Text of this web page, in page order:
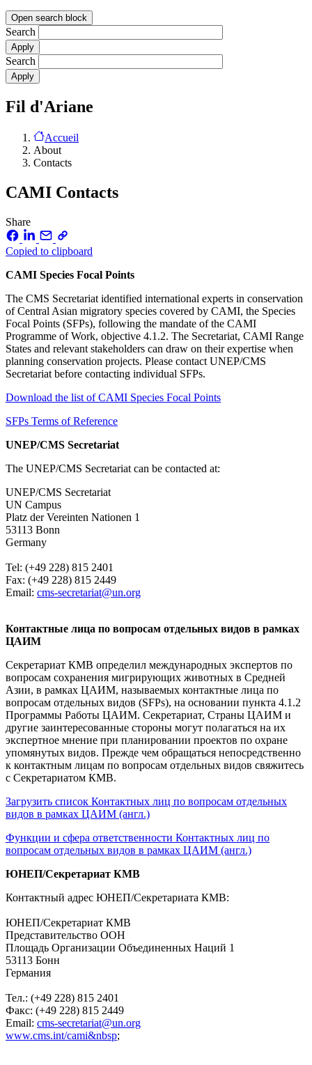
Open search block
Search
Search
Fil d'Ariane
Accueil
About
Contacts
CAMI Contacts
Share
Copied to clipboard
CAMI Species Focal Points
The CMS Secretariat identified international experts in conservation
of Central Asian migratory species covered by CAMI, the Species
Focal Points (SFPs), following the mandate of the CAMI
Programme of Work, objective 4.1.2. The Secretariat, CAMI Range
States and relevant stakeholders can draw on their expertise when
planning conservation projects. Please contact UNEP/CMS
Secretariat before contacting individual SFPs.
Download the list of CAMI Species Focal Points
SFPs Terms of Reference
UNEP/CMS Secretariat
The UNEP/CMS Secretariat can be contacted at:
UNEP/CMS Secretariat
UN Campus
Platz der Vereinten Nationen 1
53113 Bonn
Germany
Tel: (+49 228) 815 2401
Fax: (+49 228) 815 2449
Email: cms-secretariat@un.org
Контактные лица по вопросам отдельных видов в рамках
ЦАИМ
Секретариат КМВ определил международных экспертов по
вопросам сохранения мигрирующих животных в Средней
Азии, в рамках ЦАИМ, называемых контактные лица по
вопросам отдельных видов (SFPs), на основании пункта 4.1.2
Программы Работы ЦАИМ. Секретариат, Страны ЦАИМ и
другие заинтересованные стороны могут полагаться на их
экспертное мнение при планировании проектов по охране
упомянутых видов. Прежде чем обращаться непосредственно
к контактным лицам по вопросам отдельных видов свяжитесь
с Секретариатом КМВ.
Загрузить список Контактных лиц по вопросам отдельных
видов в рамках ЦАИМ (англ.)
Функции и сфера ответственности Контактных лиц по
вопросам отдельных видов в рамках ЦАИМ (англ.)
ЮНЕП/Секретариат КМВ
Контактный адрес ЮНЕП/Секретариата КМВ:
ЮНЕП/Секретариат КМВ
Представительство ООН
Площадь Организации Объединенных Наций 1
53113 Бонн
Германия
Тел.: (+49 228) 815 2401
Факс: (+49 228) 815 2449
Email: cms-secretariat@un.org
www.cms.int/cami&nbsp;